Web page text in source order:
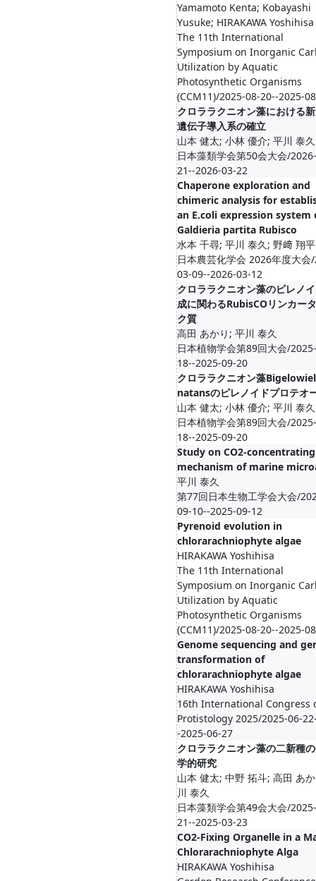
Yamamoto Kenta; Kobayashi
Yusuke; HIRAKAWA Yoshihisa
The 11th International
Symposium on Inorganic
Utilization by Aquatic
Photosynthetic Organisms
(CCM11)/2025-08-20--2025-
クロララクニオン藻における
遺伝子導入系の確立
山本 健太; 小林 優介; 平川 泰久
日本藻類学会第50会大会/
21--2026-03-22
Chaperone exploration and
chimeric analysis for
an E.coli expression system
Galdieria partita Rubisco
水本 千尋; 平川 泰久; 野﨑 翔平
日本農芸化学会 2026年度大会
03-09--2026-03-12
クロララクニオン藻のピレノ
成に関わるRubisCOリンカー
ク質
高田 あかり; 平川 泰久
日本植物学会第89回大会/
18--2025-09-20
クロララクニオン藻
natansのピレノイドプロテオ
山本 健太; 小林 優介; 平川 泰久
日本植物学会第89回大会/
18--2025-09-20
Study on CO2-concentrating
mechanism of marine
平川 泰久
第77回日本生物工学会大会/
09-10--2025-09-12
Pyrenoid evolution in
chlorarachniophyte algae
HIRAKAWA Yoshihisa
The 11th International
Symposium on Inorganic
Utilization by Aquatic
Photosynthetic Organisms
(CCM11)/2025-08-20--2025-
Genome sequencing and
transformation of
chlorarachniophyte algae
HIRAKAWA Yoshihisa
16th International Congress
Protistology 2025/2025-06-
-2025-06-27
クロララクニオン藻の二新種
学的研究
山本 健太; 中野 拓斗; 高田 あ
川 泰久
日本藻類学会第49会大会/
21--2025-03-23
CO2-Fixing Organelle in a
Chlorarachniophyte Alga
HIRAKAWA Yoshihisa